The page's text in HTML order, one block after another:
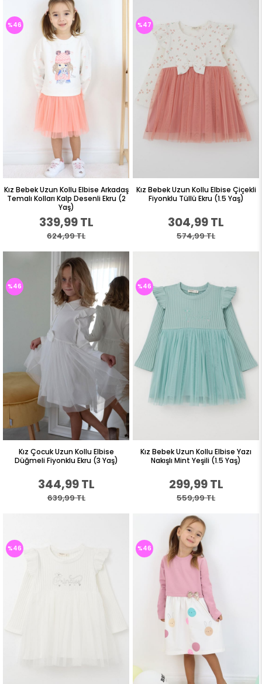
Kız Bebek Uzun Kollu Elbise Arkadaş
Temalı Kolları Kalp Desenli Ekru (2
Yaş)
339,99 TL
624,99 TL
%46
Kız Bebek Uzun Kollu Elbise Çiçekli
Fiyonklu Tüllü Ekru (1.5 Yaş)
304,99 TL
574,99 TL
%47
Kız Çocuk Uzun Kollu Elbise
Düğmeli Fiyonklu Ekru (3 Yaş)
344,99 TL
639,99 TL
%46
Kız Bebek Uzun Kollu Elbise Yazı
Nakışlı Mint Yeşili (1.5 Yaş)
299,99 TL
559,99 TL
%46
%46 %46